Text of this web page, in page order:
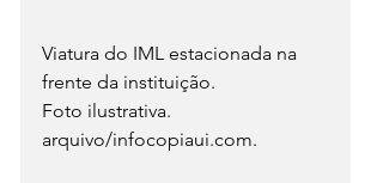
Viatura do IML estacionada na
frente da instituição.
Foto ilustrativa.
arquivo/infocopiaui.com.